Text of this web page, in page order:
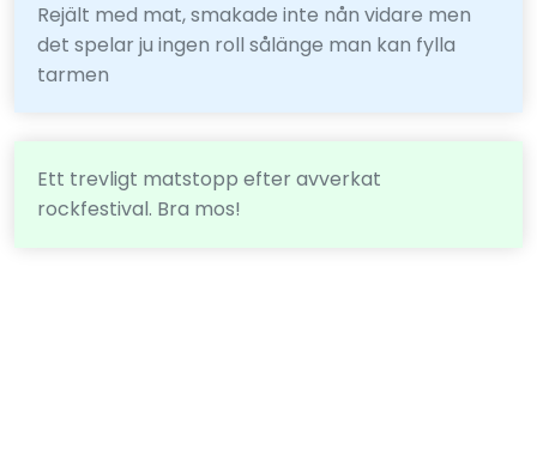
Rejält med mat, smakade inte nån vidare men
det spelar ju ingen roll sålänge man kan fylla
tarmen
Ett trevligt matstopp efter avverkat
rockfestival. Bra mos!